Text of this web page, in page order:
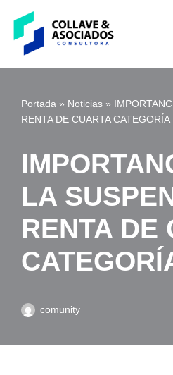
Skip
content
Portada » Noticias »
RENTA DE CUARTA CATEGORÍA
LA
RENTA DE
comunity